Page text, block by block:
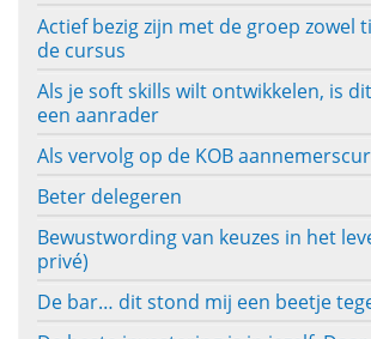
Actief bezig zijn met de groep zowel
de cursus
Als je soft skills wilt ontwikkelen, is
een aanrader
Als vervolg op de KOB
Beter delegeren
Bewustwording van keuzes in het
privé)
De bar… dit stond mij een beetje